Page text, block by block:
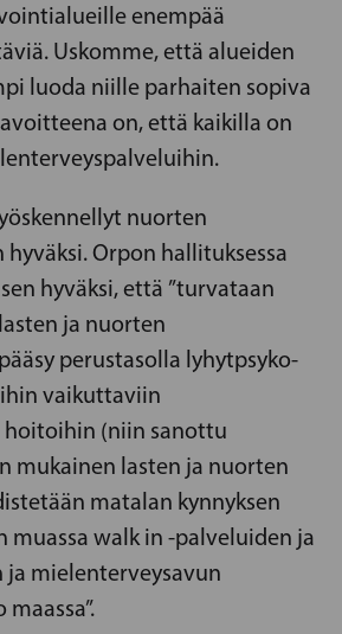
enempää
Uskomme, että alueiden
luoda niille parhaiten sopiva
on, että kaikilla on
nuorten
Orpon hallituksessa
hyväksi, että ”turvataan
ja nuorten
perustasolla lyhytpsyko­
vaikuttaviin
hoitoihin (niin sanottu
mukainen lasten ja nuorten
matalan kynnyksen
walk in -palveluiden ja
mielenterveysavun